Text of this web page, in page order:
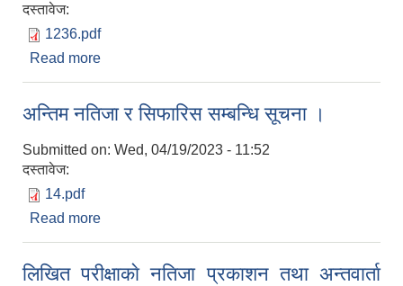
दस्तावेज:
1236.pdf
Read more
अन्तिम नतिजा र सिफारिस सम्बन्धि सूचना ।
Submitted on: Wed, 04/19/2023 - 11:52
दस्तावेज:
14.pdf
Read more
लिखित परीक्षाकाे नतिजा प्रकाशन तथा अन्तवार्ता